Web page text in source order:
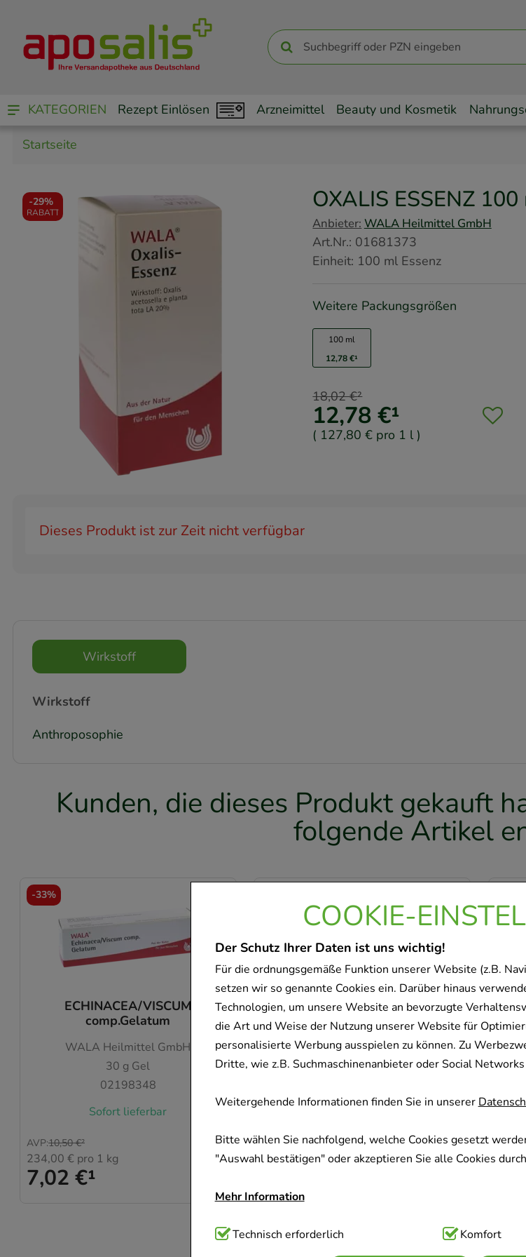
COOKIE-
Der Schutz Ihrer Daten ist uns wichtig!
Für die ordnungsgemäße Funktion unserer Website (z.B.
setzen wir so genannte Cookies ein. Darüber hinaus
Technologien, um unsere Website an bevorzugte
die Art und Weise der Nutzung unserer Website für
personalisierte Werbung ausspielen zu können. Zu
Dritte, wie z.B. Suchmaschinenanbieter oder Social
Weitergehende Informationen finden Sie in unserer
Bitte wählen Sie nachfolgend, welche Cookies gesetzt
"Auswahl bestätigen" oder akzeptieren Sie alle Cookies
Mehr Information
Technisch Notwendig:Hierbei handelt es sich um Cookies,
Website notwendig sind (z.B. Navigation, Warenkorb,
Technisch erforderlich Komfort
KATEGORIEN Rezept Einlösen Arzneimittel Beauty und Kosmetik
Startseite
-29%
RABATT OXALIS ESSENZ 100
Anbieter: WALA Heilmittel GmbH
Art.Nr.: 01681373
Einheit: 100 mlEssenz
Weitere Packungsgrößen
100 ml
12,78 €¹
12,78 €¹
18,02 €²
( 127,80 € pro 1 l )
Dieses Produkt ist zur Zeit nicht verfügbar
Wirkstoff
Wirkstoff
Anthroposophie
Kunden, die dieses Produkt gekauft
folgende Artikel
ECHINACEA/VISCUM
comp.Gelatum
WALA Heilmittel GmbH
30 g Gel
02198348
Sofort lieferbar
7,02 €¹
AVP:10,50 €²
234,00 € pro 1 kg
-33%
ANAGALLIS COMP.Globuli
WALA Heilmittel GmbH
20
Globuli
Sofort lieferbar
AVP 12,79 €²
428,00 €pro 1 kg
AVP: